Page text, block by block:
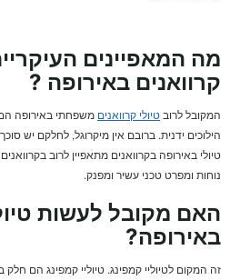
מה המאפיינים
קרוואנים באירופה ?
המקובל לרובטיולי קרוואנים משפחתי באירופה הם
הילוכים ידנית. ברובם אין מיקרוגל, לחלקם יש
טיולי באירופה בקרוואנים מתאפיין לרוב
נוחות ומפרט טכני עשיר ומפנק.
האם מקובל לעשות
באירופה?
זה המקום לטיוליי קמפינג. טיוליי קמפינג הם